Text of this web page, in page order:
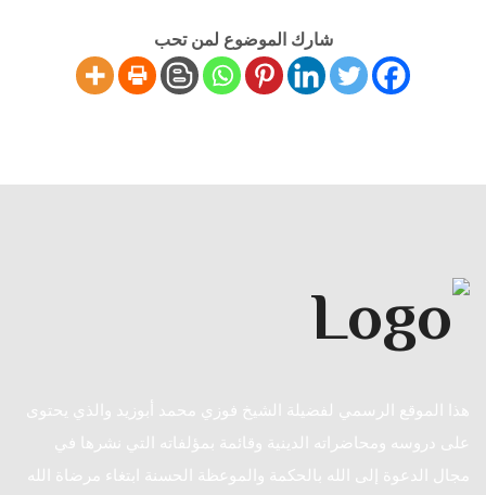
شارك الموضوع لمن تحب
هذا الموقع الرسمي لفضيلة الشيخ فوزي محمد أبوزيد والذي يحتوى
على دروسه ومحاضراته الدينية وقائمة بمؤلفاته التي نشرها في
مجال الدعوة إلى الله بالحكمة والموعظة الحسنة ابتغاء مرضاة الله